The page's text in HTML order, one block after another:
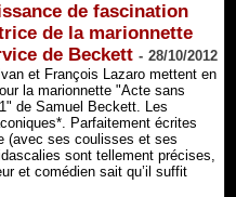
de fascination
de la marionnette
de Beckett - 28/10/2012
et François Lazaro mettent en
la marionnette "Acte sans
de Samuel Beckett. Les
Parfaitement écrites
(avec ses coulisses et ses
sont tellement précises,
et comédien sait qu’il suffit